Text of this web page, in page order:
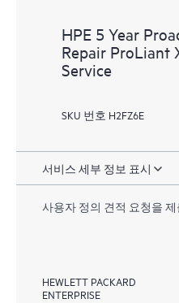
HPE 5 Year
Repair ProLiant
Service
SKU 번호 H2FZ6E
서비스 세부 정보 표시
사용자 정의 견적 요청을
HEWLETT PACKARD
ENTERPRISE